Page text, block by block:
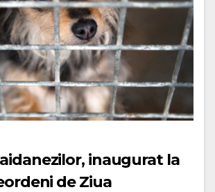
inaugurat la
de Ziua